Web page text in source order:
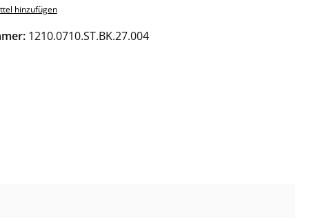
hinzufügen
1210.0710.ST.BK.27.004